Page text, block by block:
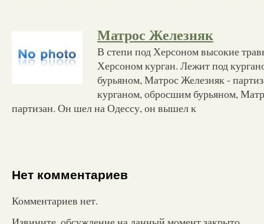
Матрос Железняк
В степи под Херсоном высокие
Херсоном курган. Лежит под
бурьяном, Матрос Железняк -
курганом, обросшим бурьяном,
партизан. Он шел на Одессу, он вышел к
Нет комментариев
Комментариев нет.